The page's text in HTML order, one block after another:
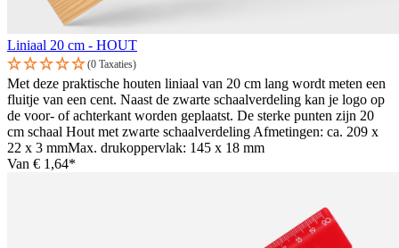
Liniaal 20 cm - HOUT
(0 Taxaties)
Met deze praktische houten liniaal van 20 cm lang wordt meten een
fluitje van een cent. Naast de zwarte schaalverdeling kan je logo op
de voor- of achterkant worden geplaatst. De sterke punten zijn 20
cm schaal Hout met zwarte schaalverdeling Afmetingen: ca. 209 x
22 x 3 mmMax. drukoppervlak: 145 x 18 mm
Van € 1,64*